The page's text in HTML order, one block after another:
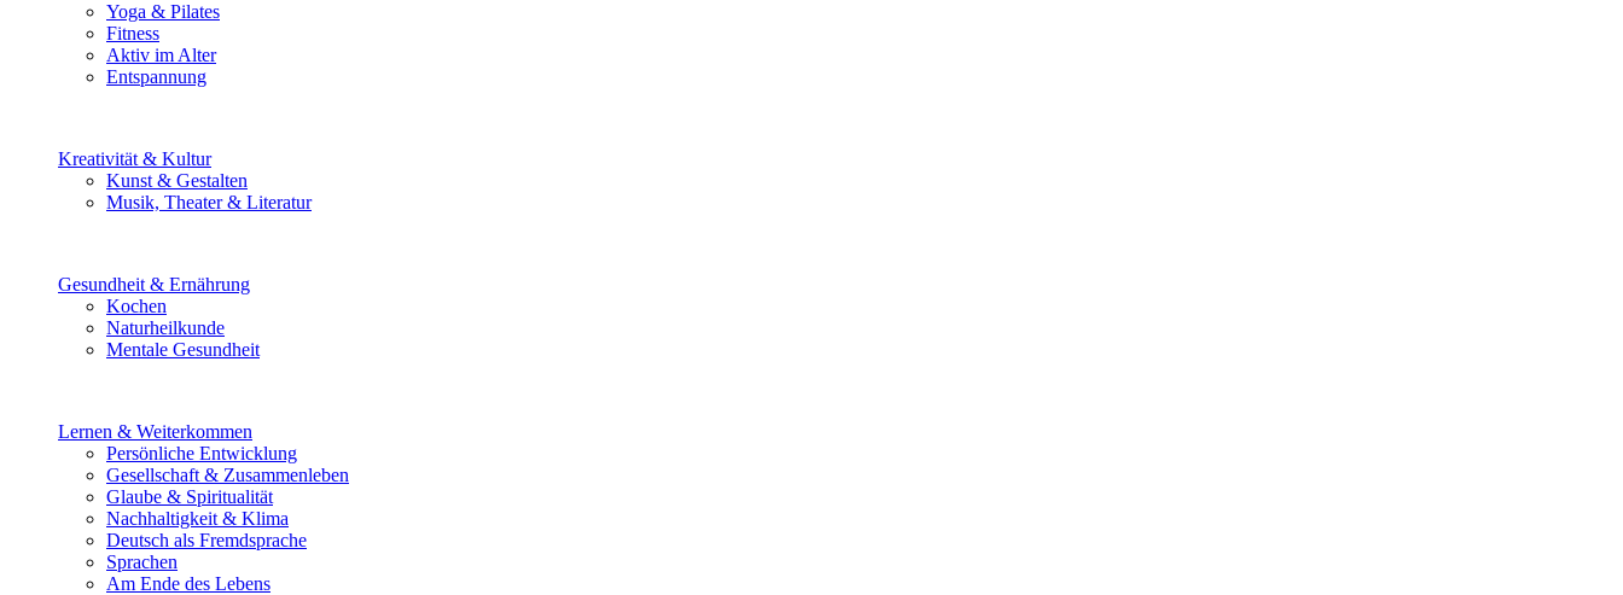
Yoga & Pilates
Fitness
Aktiv im Alter
Entspannung
Kreativität & Kultur
Kunst & Gestalten
Musik, Theater & Literatur
Gesundheit & Ernährung
Kochen
Naturheilkunde
Mentale Gesundheit
Lernen & Weiterkommen
Persönliche Entwicklung
Gesellschaft & Zusammenleben
Glaube & Spiritualität
Nachhaltigkeit & Klima
Deutsch als Fremdsprache
Sprachen
Am Ende des Lebens